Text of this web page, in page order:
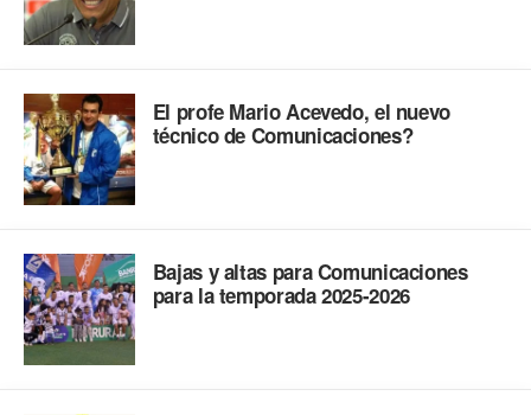
El profe Mario Acevedo, el nuevo
técnico de Comunicaciones?
Bajas y altas para Comunicaciones
para la temporada 2025-2026